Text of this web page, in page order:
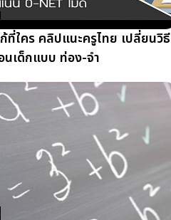
ใคร คลิปแนะครูไทย เปลี่ยนวิธี
นเด็กแบบ ท่อง-จำ